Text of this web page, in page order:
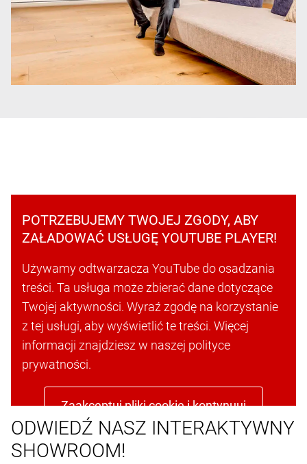
POTRZEBUJEMY TWOJEJ ZGODY, ABY
ZAŁADOWAĆ USŁUGĘ YOUTUBE PLAYER!
Używamy odtwarzacza YouTube do osadzania
treści. Ta usługa może zbierać dane dotyczące
Twojej aktywności. Wyraź zgodę na korzystanie
z tej usługi, aby wyświetlić te treści. Więcej
informacji znajdziesz w naszej polityce
prywatności.
Zaakceptuj pliki cookie i kontynuuj
ODWIEDŹ NASZ INTERAKTYWNY
SHOWROOM!